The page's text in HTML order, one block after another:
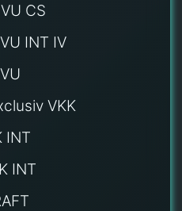
CS
INT IV
VKK
INT
INT